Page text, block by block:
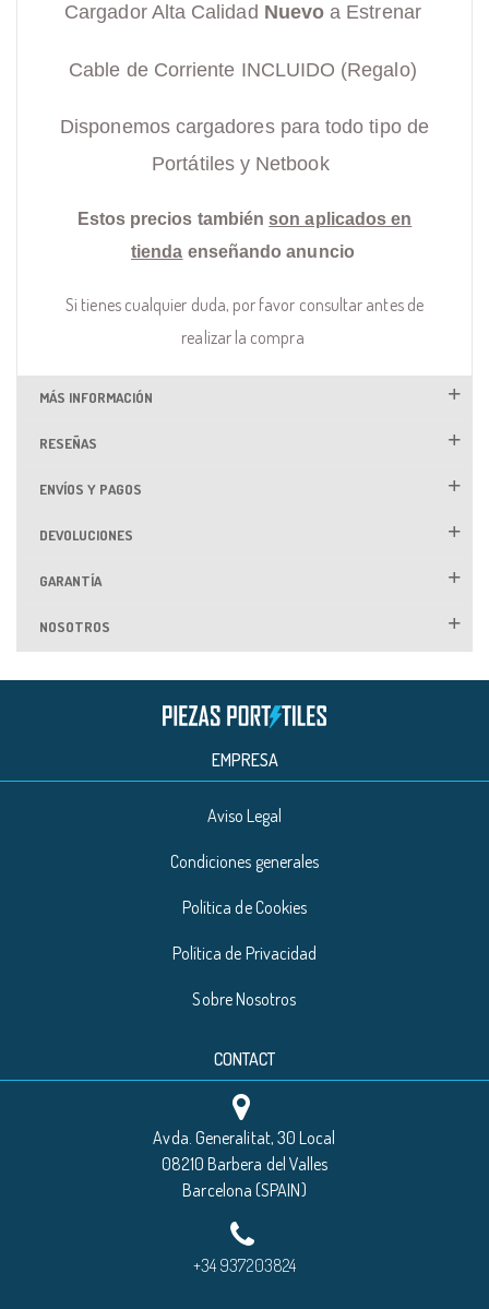
Cargador Alta Calidad Nuevo a Estrenar
Cable de Corriente INCLUIDO (Regalo)
Disponemos cargadores para todo tipo de
Portátiles y Netbook
Estos precios también son aplicados en
tienda enseñando anuncio
Si tienes cualquier duda, por favor consultar antes de
realizar la compra
MÁS INFORMACIÓN
RESEÑAS
ENVÍOS Y PAGOS
DEVOLUCIONES
GARANTÍA
NOSOTROS
EMPRESA
Aviso Legal
Condiciones generales
Política de Cookies
Política de Privacidad
Sobre Nosotros
CONTACT
Avda. Generalitat, 30 Local
08210 Barbera del Valles
Barcelona (SPAIN)
+34 937203824